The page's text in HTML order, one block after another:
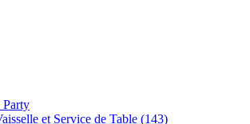
Party
et Service de Table (143)